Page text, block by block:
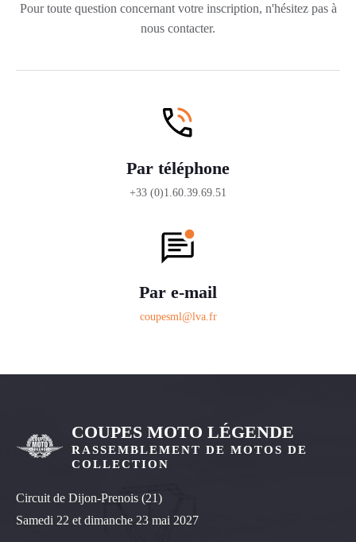
Pour toute question concernant votre inscription, n'hésitez pas à
nous contacter.
Par téléphone
+33 (0)1.60.39.69.51
Par e-mail
coupesml@lva.fr
COUPES MOTO LÉGENDE
RASSEMBLEMENT DE MOTOS DE
COLLECTION
Circuit de Dijon-Prenois (21)
Samedi 22 et dimanche 23 mai 2027